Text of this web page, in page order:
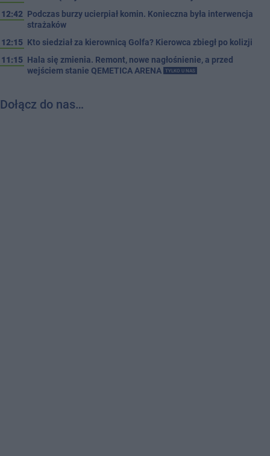
12:42 Podczas burzy ucierpiał komin. Konieczna była interwencja
strażaków
12:15 Kto siedział za kierownicą Golfa? Kierowca zbiegł po kolizji
11:15 Hala się zmienia. Remont, nowe nagłośnienie, a przed
wejściem stanie QEMETICA ARENA
TYLKO U NAS
Dołącz do nas…